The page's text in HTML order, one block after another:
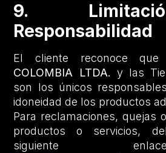
9.
Responsabilidad
El cliente reconoce que
COLOMBIA LTDA. y las
son los únicos
idoneidad de los productos
Para reclamaciones, quejas
productos o servicios,
siguiente